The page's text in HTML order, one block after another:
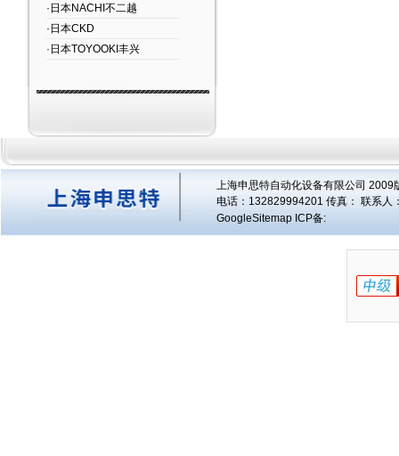
·日本NACHI不二越
·日本CKD
·日本TOYOOKI丰兴
上海申思特自动化设备有限公司
电话：132829994201 传真： 联系人
GoogleSitemap ICP备: